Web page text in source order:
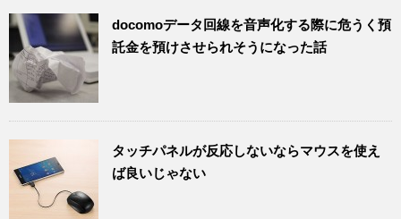
docomoデータ回線を音声化する際に危うく預
託金を預けさせられそうになった話
タッチパネルが反応しないならマウスを使え
ば良いじゃない